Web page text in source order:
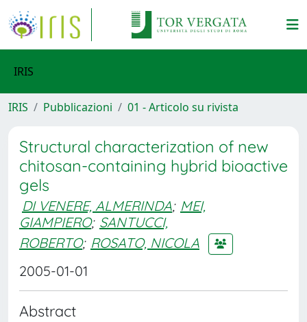
IRIS
IRIS Pubblicazioni 01 - Articolo su rivista
Structural characterization of new
chitosan-containing hybrid bioactive
gels
DI VENERE, ALMERINDA; MEI,
GIAMPIERO; SANTUCCI,
ROBERTO; ROSATO, NICOLA
2005-01-01
Abstract